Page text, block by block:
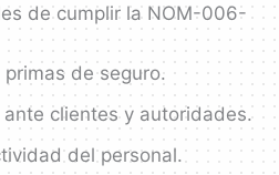
de cumplir la NOM-006-
de seguro.
ante clientes y autoridades.
del personal.